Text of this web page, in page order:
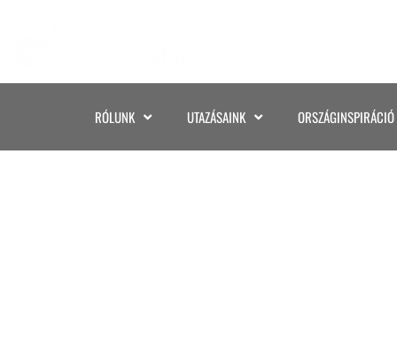
RÓLUNK UTAZÁSAINK ORSZÁGINSPIRÁCIÓ